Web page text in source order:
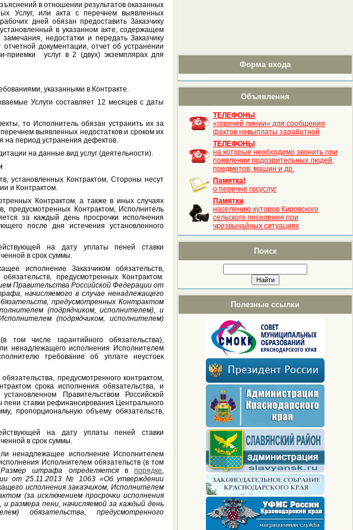
Форма входа
Объявления
ТЕЛЕФОНЫ
«горячей линии» для сообщения
фактов невыплаты заработной
ТЕЛЕФОНЫ
на которые необходимо звонить при
появлении подозрительных людей,
предметов, машин и др.
Памятка!
о перечне госуслуг
Памятки
населению хуторов Кировского
сельского поселения при
чрезвычайных ситуациях
Поиск
Полезные ссылки
в отношении результатов оказанных
Услуг, или акта с перечнем выявленных
дней обязан предоставить Заказчику
в указанном акте, содержащем
недостатки и передать Заказчику
документации, отчет об устранении
приемки услуг в 2 (двух) экземплярах для
указанными в Контракте.
Услуги составляет 12 месяцев с даты
то Исполнитель обязан устранить их за
выявленных недостатков и сроком их
на период устранения дефектов.
на данные вид услуг (деятельности).
установленных Контрактом, Стороны несут
и Контрактом.
Контрактом, а также в иных случаях
предусмотренных Контрактом, Исполнитель
за каждый день просрочки исполнения
после дня истечения установленного
на дату уплаты пеней ставки
в срок суммы.
исполнение Заказчиком обязательств,
предусмотренных Контрактом.
Правительства Российской Федерации от
начисляемого в случае ненадлежащего
предусмотренных Контрактом
(подрядчиком, исполнителем), и
(подрядчиком, исполнителем)
том числе гарантийного обязательства),
ненадлежащего исполнения Исполнителем
требование об уплате неустоек
предусмотренного контрактом,
срока исполнения обязательства, и
Правительством Российской
ставки рефинансирования Центрального
пропорциональную объему обязательств,
на дату уплаты пеней ставки
в срок суммы.
ненадлежащее исполнение Исполнителем
Исполнителем обязательств (в том
Размер штрафа определяетсявпорядке,
от 25.11.2013 № 1063 «Об утверждении
исполнения заказчиком, Исполнителем
(за исключением просрочки исполнения
размера пени, начисляемой за каждый день
обязательства, предусмотренного